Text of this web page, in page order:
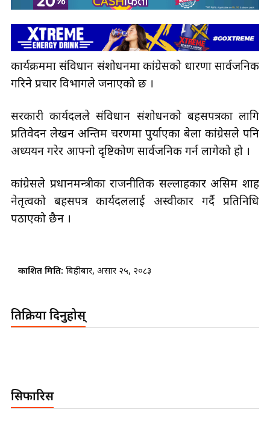
कार्यक्रममा संविधान संशोधनमा कांग्रेसको धारणा सार्वजनिक
गरिने प्रचार विभागले जनाएको छ ।
सरकारी कार्यदलले संविधान संशोधनको बहसपत्रका लागि
प्रतिवेदन लेखन अन्तिम चरणमा पुर्याएका बेला कांग्रेसले पनि
अध्ययन गरेर आफ्नो दृष्टिकोण सार्वजनिक गर्न लागेको हो ।
कांग्रेसले प्रधानमन्त्रीका राजनीतिक सल्लाहकार असिम शाह
नेतृत्वको बहसपत्र कार्यदललाई अस्वीकार गर्दै प्रतिनिधि
पठाएको छैन ।
प्रकाशित मिति: बिहीबार, असार २५, २०८३
प्रतिक्रिया दिनुहोस्
सिफारिस